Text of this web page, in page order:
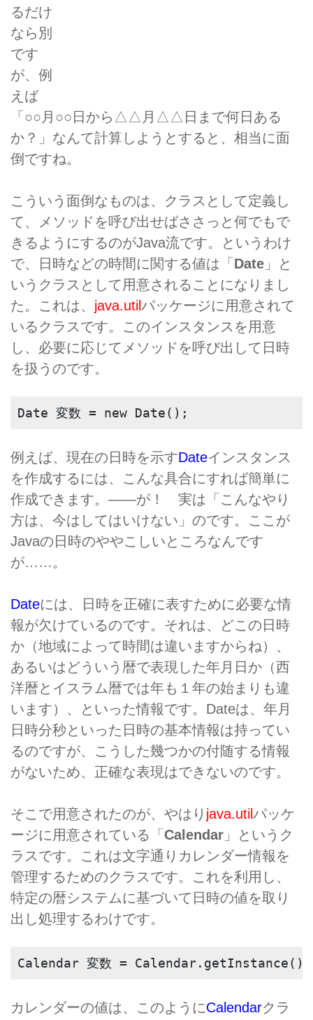
るだけ
なら別
です
が、例
えば
「○○月○○日から△△月△△日まで何日ある
か？」なんて計算しようとすると、相当に面
倒ですね。
こういう面倒なものは、クラスとして定義し
て、メソッドを呼び出せばささっと何でもで
きるようにするのがJava流です。というわけ
で、日時などの時間に関する値は「 Date 」と
いうクラスとして用意されることになりまし
た。これは、 java.utilパッケージに用意されて
いるクラスです。このインスタンスを用意
し、必要に応じてメソッドを呼び出して日時
を扱うのです。
Date 変数 = new Date();
例えば、現在の日時を示すDateインスタンス
を作成するには、こんな具合にすれば簡単に
作成できます。――が！ 実は「こんなやり
方は、今はしてはいけない」のです。ここが
Javaの日時のややこしいところなんです
が……。
Dateには、日時を正確に表すために必要な情
報が欠けているのです。それは、どこの日時
か（地域によって時間は違いますからね）、
あるいはどういう暦で表現した年月日か（西
洋暦とイスラム暦では年も１年の始まりも違
います）、といった情報です。Dateは、年月
日時分秒といった日時の基本情報は持ってい
るのですが、こうした幾つかの付随する情報
がないため、正確な表現はできないのです。
そこで用意されたのが、やはり java.utilパッケ
ージに用意されている「 Calendar 」というク
ラスです。これは文字通りカレンダー情報を
管理するためのクラスです。これを利用し、
特定の暦システムに基づいて日時の値を取り
出し処理するわけです。
Calendar 変数 = Calendar.getInstance();
カレンダーの値は、このようにCalendarクラ